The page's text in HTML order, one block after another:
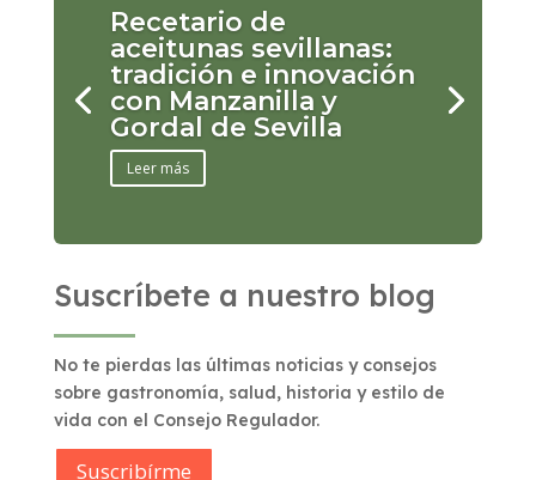
Recetario de
aceitunas sevillanas:
tradición e innovación
con Manzanilla y
Gordal de Sevilla
Leer más
Suscríbete a nuestro blog
No te pierdas las últimas noticias y consejos
sobre gastronomía, salud, historia y estilo de
vida con el Consejo Regulador.
Suscribírme